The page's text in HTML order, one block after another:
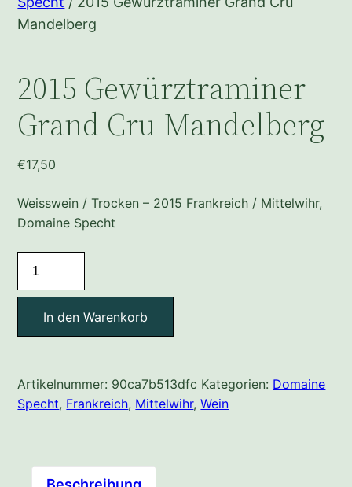
Mandelberg
2015 Gewürztraminer
Grand Cru Mandelberg
€17,50
Weisswein / Trocken – 2015 Frankreich / Mittelwihr,
Domaine Specht
Gewürztraminer
Grand
Mandelberg
In den Warenkorb
Artikelnummer: 90ca7b513dfc Kategorien: Domaine
Specht, Frankreich, Mittelwihr,Wein